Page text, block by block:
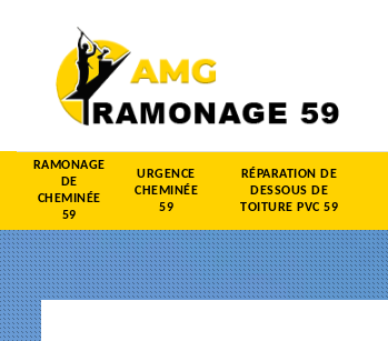
RAMONAGE
DE
CHEMINÉE
59
URGENCE
CHEMINÉE
59
RÉPARATION DE
DESSOUS DE
TOITURE PVC 59